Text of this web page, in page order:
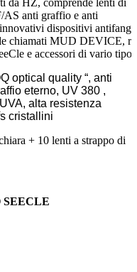
da HZ, comprende lenti di
AS anti graffio e anti
dispositivi antifango
chiamati MUD DEVICE,
e accessori di vario tipo.
optical quality “, anti
eterno, UV 380 ,
alta resistenza
cristallini
+ 10 lenti a strappo di
SEECLE